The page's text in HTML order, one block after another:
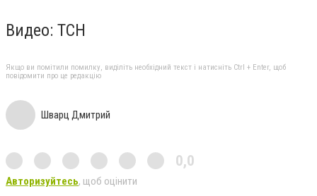
Видео: ТСН
Якщо ви помітили помилку, виділіть необхідний текст і натисніть Ctrl + Enter, щоб
повідомити про це редакцію
Шварц Дмитрий
0,0
Авторизуйтесь, щоб оцінити